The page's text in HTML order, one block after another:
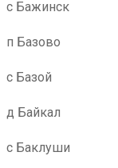
с Бажинск
п Базово
с Базой
д Байкал
с Баклуши